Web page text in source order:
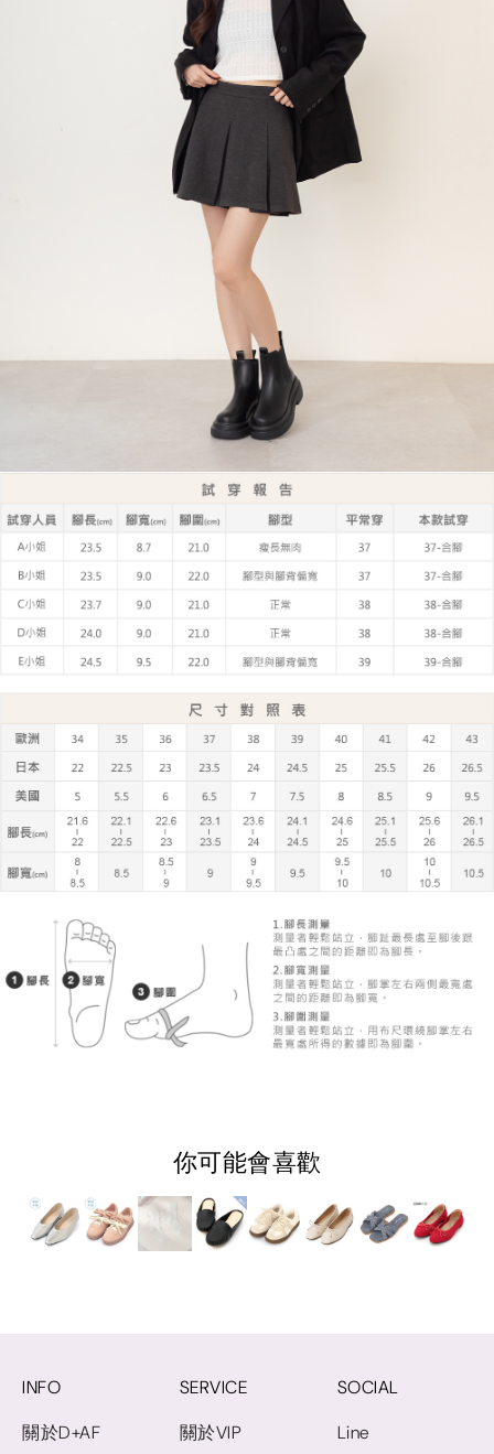
你可能會喜歡
INFO
關於D+AF
SERVICE
關於VIP
SOCIAL
Line